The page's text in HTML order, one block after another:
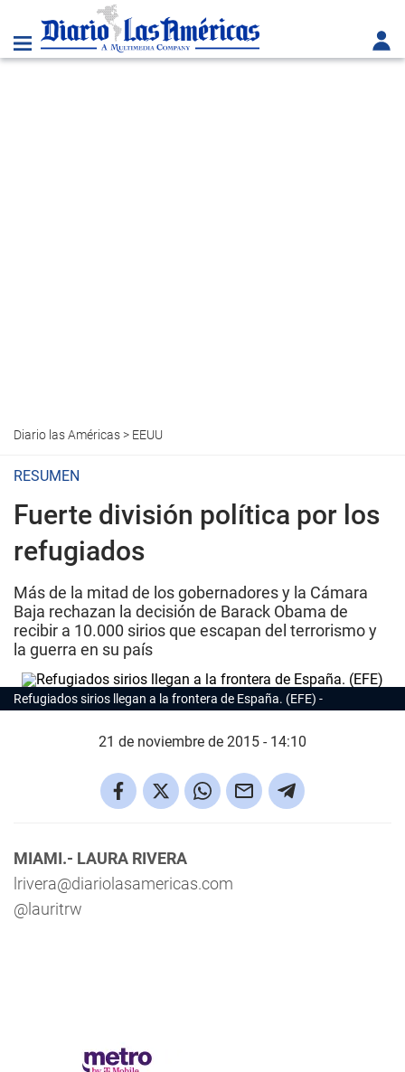
Diario las Américas> EEUU
RESUMEN
Fuerte división política por los
refugiados
Más de la mitad de los gobernadores y la Cámara
Baja rechazan la decisión de Barack Obama de
recibir a 10.000 sirios que escapan del terrorismo y
la guerra en su país
Refugiados sirios llegan a la frontera de España. (EFE)
21 de noviembre de 2015 - 14:10
MIAMI.- LAURA RIVERA
lrivera@diariolasamericas.com
@lauritrw